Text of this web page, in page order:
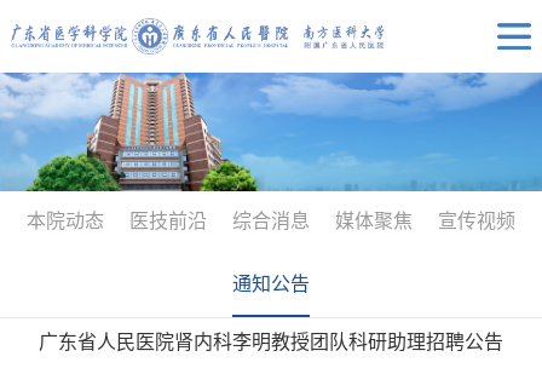
本院动态 医技前沿 综合消息 媒体聚焦 宣传视频
通知公告
广东省人民医院肾内科李明教授团队科研助理招聘公告